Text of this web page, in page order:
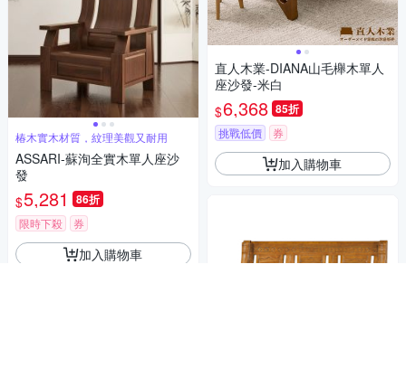
椿木實木材質，紋理美觀又耐用
ASSARI-蘇洵全實木單人座沙
發
$5,281 86折
限時下殺 券
加入購物車
直人木業-DIANA山毛櫸木單人
座沙發-米白
$6,368 85折
挑戰低價 券
加入購物車